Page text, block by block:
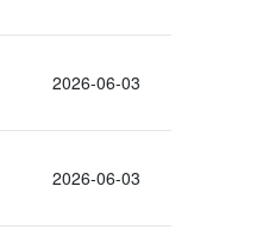
2026-06-03
2026-06-03